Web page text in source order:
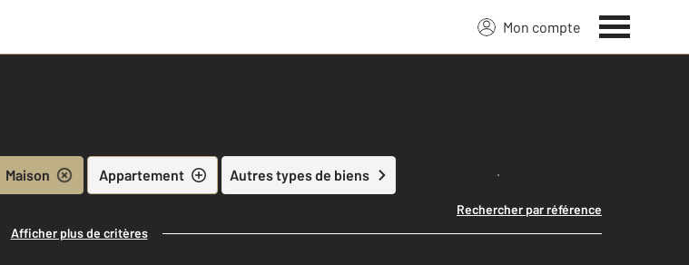
Mon compte
Maison Appartement Autres types de biens Lancer ma recherche
Rechercher par référence
Afficher plus de critères